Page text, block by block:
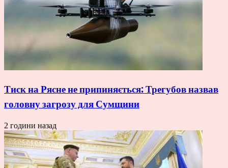
Тиск на Рясне не припиняється: Трегубов назвав
головну загрозу для Сумщини
2 години назад